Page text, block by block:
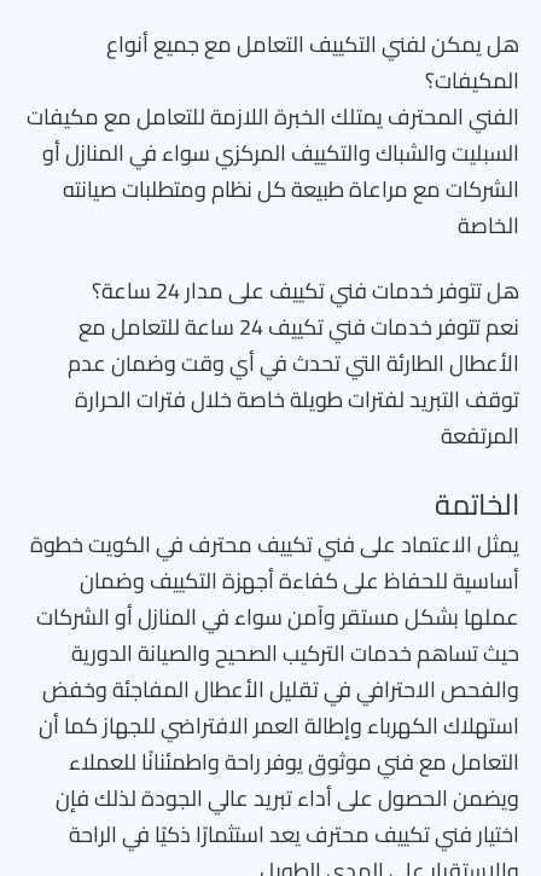
هل يمكن لفني التكييف التعامل مع جميع أنواع
المكيفات؟
الفني المحترف يمتلك الخبرة اللازمة للتعامل مع مكيفات
السبليت والشباك والتكييف المركزي سواء في المنازل أو
الشركات مع مراعاة طبيعة كل نظام ومتطلبات صيانته
الخاصة
هل تتوفر خدمات فني تكييف على مدار 24 ساعة؟
نعم تتوفر خدمات فني تكييف 24 ساعة للتعامل مع
الأعطال الطارئة التي تحدث في أي وقت وضمان عدم
توقف التبريد لفترات طويلة خاصة خلال فترات الحرارة
المرتفعة
الخاتمة
يمثل الاعتماد على فني تكييف محترف في الكويت خطوة
أساسية للحفاظ على كفاءة أجهزة التكييف وضمان
عملها بشكل مستقر وآمن سواء في المنازل أو الشركات
حيث تساهم خدمات التركيب الصحيح والصيانة الدورية
والفحص الاحترافي في تقليل الأعطال المفاجئة وخفض
استهلاك الكهرباء وإطالة العمر الافتراضي للجهاز كما أن
التعامل مع فني موثوق يوفر راحة واطمئنانًا للعملاء
ويضمن الحصول على أداء تبريد عالي الجودة لذلك فإن
اختيار فني تكييف محترف يعد استثمارًا ذكيًا في الراحة